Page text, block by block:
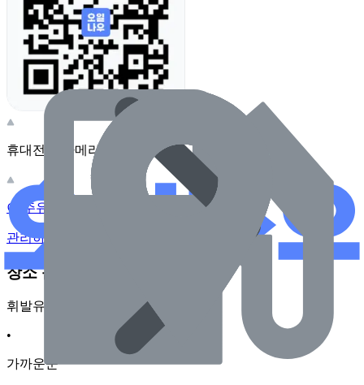
휴대전화 카메라로 찍어보세요
이 주유소의 사장님이신가요?
관리하기
장소 근처 주유소
휘발유
•
가까운순